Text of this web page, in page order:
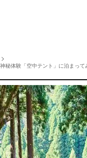
秘体験「空中テント」に泊まっ